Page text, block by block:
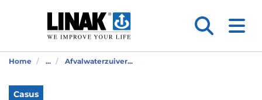
Home ... Afvalwaterzuiver...
Casus